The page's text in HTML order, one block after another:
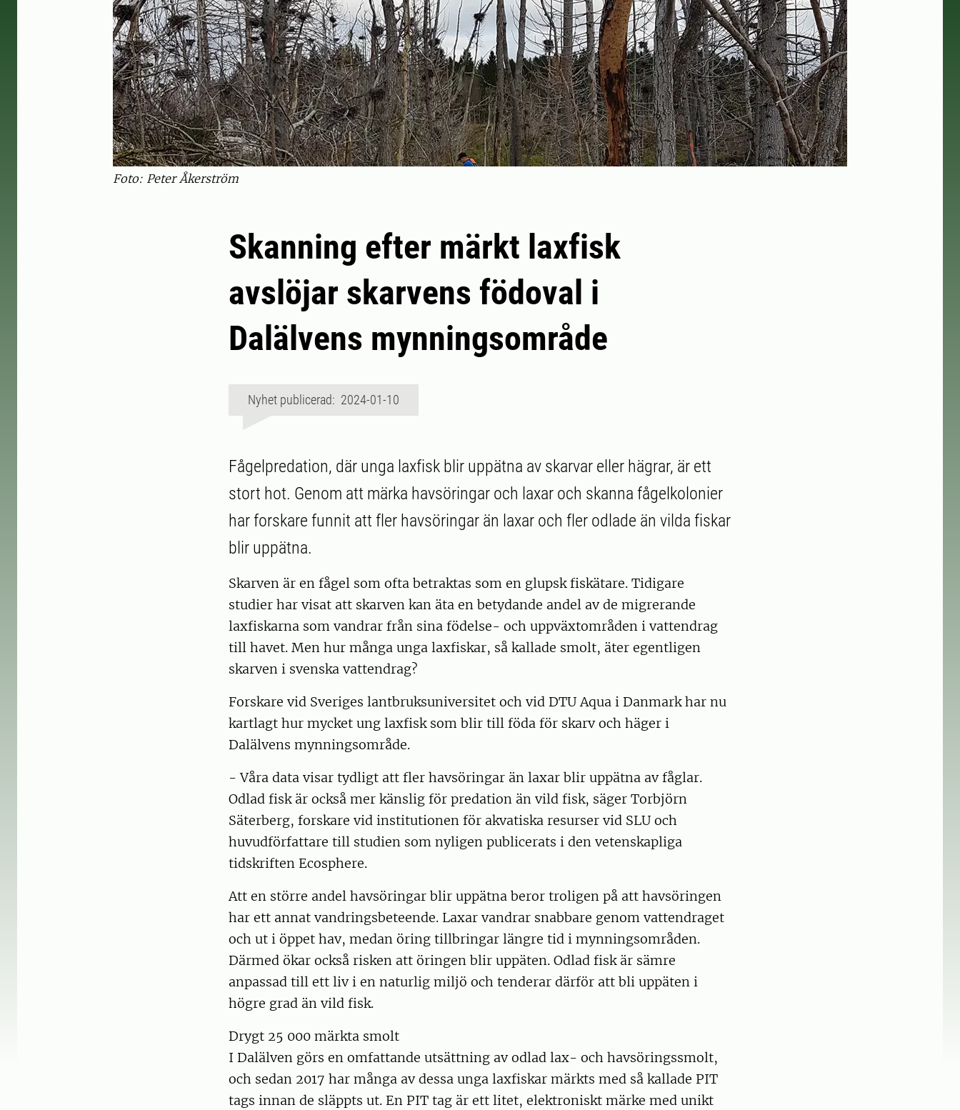
Foto: Peter Åkerström
Skanning efter märkt laxfisk
avslöjar skarvens födoval i
Dalälvens mynningsområde
Nyhet publicerad: 2024-01-10
Fågelpredation, där unga laxfisk blir uppätna av skarvar eller hägrar, är ett
stort hot. Genom att märka havsöringar och laxar och skanna fågelkolonier
har forskare funnit att fler havsöringar än laxar och fler odlade än vilda fiskar
blir uppätna.
Skarven är en fågel som ofta betraktas som en glupsk fiskätare. Tidigare
studier har visat att skarven kan äta en betydande andel av de migrerande
laxfiskarna som vandrar från sina födelse- och uppväxtområden i vattendrag
till havet. Men hur många unga laxfiskar, så kallade smolt, äter egentligen
skarven i svenska vattendrag?
Forskare vid Sveriges lantbruksuniversitet och vid DTU Aqua i Danmark har nu
kartlagt hur mycket ung laxfisk som blir till föda för skarv och häger i
Dalälvens mynningsområde.
- Våra data visar tydligt att fler havsöringar än laxar blir uppätna av fåglar.
Odlad fisk är också mer känslig för predation än vild fisk, säger Torbjörn
Säterberg, forskare vid institutionen för akvatiska resurser vid SLU och
huvudförfattare till studien som nyligen publicerats i den vetenskapliga
tidskriften Ecosphere.
Att en större andel havsöringar blir uppätna beror troligen på att havsöringen
har ett annat vandringsbeteende. Laxar vandrar snabbare genom vattendraget
och ut i öppet hav, medan öring tillbringar längre tid i mynningsområden.
Därmed ökar också risken att öringen blir uppäten. Odlad fisk är sämre
anpassad till ett liv i en naturlig miljö och tenderar därför att bli uppäten i
högre grad än vild fisk.
Drygt 25 000 märkta smolt
I Dalälven görs en omfattande utsättning av odlad lax- och havsöringssmolt,
och sedan 2017 har många av dessa unga laxfiskar märkts med så kallade PIT
tags innan de släppts ut. En PIT tag är ett litet, elektroniskt märke med unikt